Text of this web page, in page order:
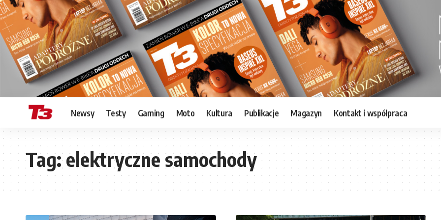
Newsy Testy Gaming Moto Kultura Publikacje Magazyn Kontakt i współpraca
Tag:elektryczne samochody